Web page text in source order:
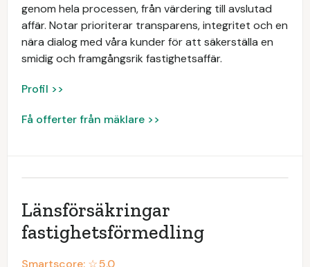
genom hela processen, från värdering till avslutad
affär. Notar prioriterar transparens, integritet och en
nära dialog med våra kunder för att säkerställa en
smidig och framgångsrik fastighetsaffär.
Profil >>
Få offerter från mäklare >>
Länsförsäkringar
fastighetsförmedling
Smartscore: ☆5.0